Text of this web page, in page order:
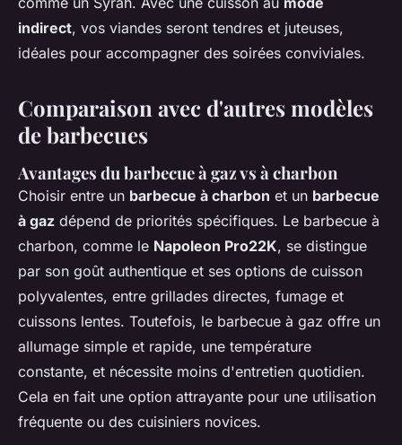
indirect, vos viandes seront tendres et juteuses,
idéales pour accompagner des soirées conviviales.
Comparaison avec d'autres modèles
de barbecues
Avantages du barbecue à gaz vs à charbon
Choisir entre un barbecue à charbon et un barbecue
à gaz dépend de priorités spécifiques. Le barbecue à
charbon, comme le Napoleon Pro22K, se distingue
par son goût authentique et ses options de cuisson
polyvalentes, entre grillades directes, fumage et
cuissons lentes. Toutefois, le barbecue à gaz offre un
allumage simple et rapide, une température
constante, et nécessite moins d'entretien quotidien.
Cela en fait une option attrayante pour une utilisation
fréquente ou des cuisiniers novices.